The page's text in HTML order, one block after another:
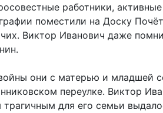
работники,
поместили на Доску
Виктор Иванович даже
они с матерью и младшей
переулке. Виктор
для его семьи